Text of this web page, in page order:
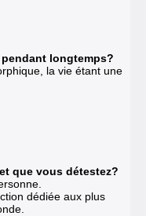
longtemps?
la vie étant une
que vous détestez?
dédiée aux plus